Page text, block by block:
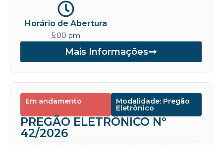
Horário de Abertura
5:00 pm
Mais Informações
Em andamento Modalidade: Pregão
Eletrônico
PREGÃO ELETRÔNICO Nº
42/2026